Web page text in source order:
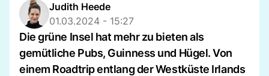
Judith Heede
01.03.2024 - 15:27
Die grüne Insel hat mehr zu bieten als
gemütliche Pubs, Guinness und Hügel. Von
einem Roadtrip entlang der Westküste Irlands